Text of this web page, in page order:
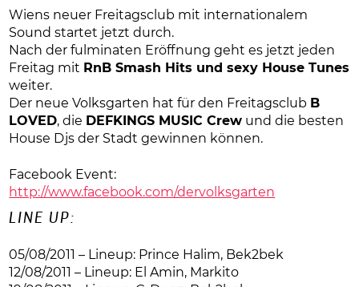
Wiens neuer Freitagsclub mit internationalem
Sound startet jetzt durch.
Nach der fulminaten Eröffnung geht es jetzt jeden
Freitag mit RnB Smash Hits und sexy House Tunes
weiter.
Der neue Volksgarten hat für den Freitagsclub B
LOVED, die DEFKINGS MUSIC Crew und die besten
House Djs der Stadt gewinnen können.
Facebook Event:
http://www.facebook.com/dervolksgarten
LINE UP:
05/08/2011 – Lineup: Prince Halim, Bek2bek
12/08/2011 – Lineup: El Amin, Markito